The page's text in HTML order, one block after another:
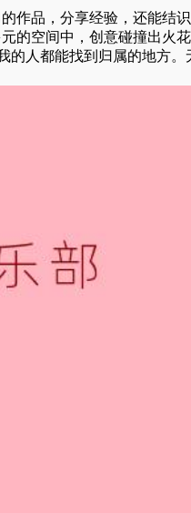
作品，分享经验，还能结
的空间中，创意碰撞出火
的人都能找到归属的地方